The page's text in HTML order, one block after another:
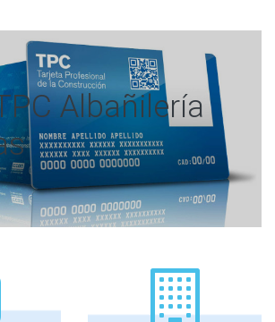
Albañilería